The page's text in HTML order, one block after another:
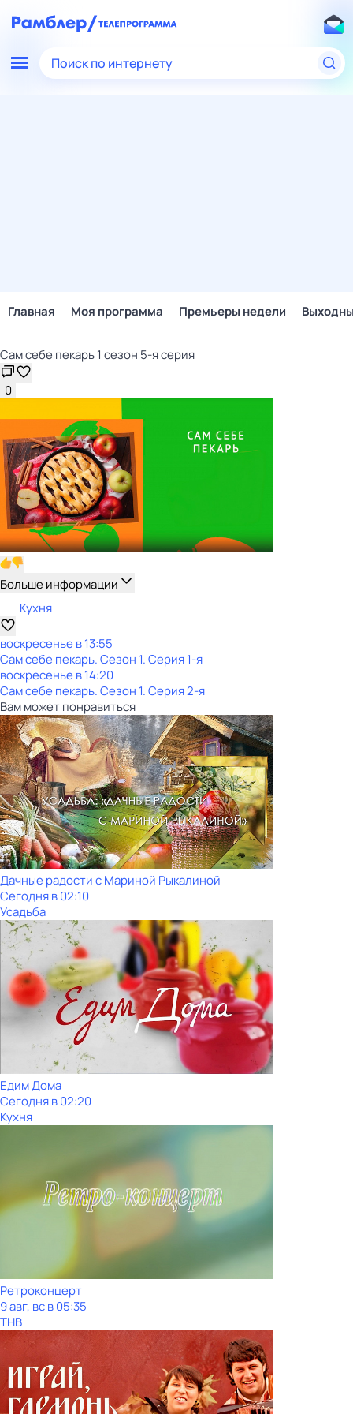
Поиск по интернету
Главная Моя программа Премьеры недели
Сам себе пекарь 1 сезон 5-я серия
0
Больше информации
Кухня
воскресенье в13:55
Сам себе пекарь. Сезон 1. Серия 1-я
воскресенье в14:20
Сам себе пекарь. Сезон 1. Серия 2-я
Вам может понравиться
Дачные радости с Мариной Рыкалиной
Сегодня в 02:10
Усадьба
Едим Дома
Сегодня в 02:20
Кухня
Ретроконцерт
9 авг, вс в 05:35
ТНВ